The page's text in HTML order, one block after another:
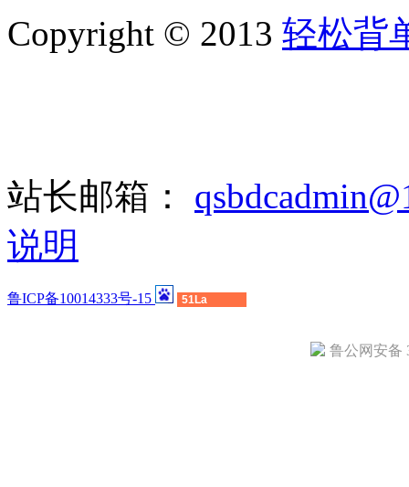
Copyright © 2013 轻松背
站长邮箱：
说明
鲁ICP备10014333号-15 51La
鲁公网安备